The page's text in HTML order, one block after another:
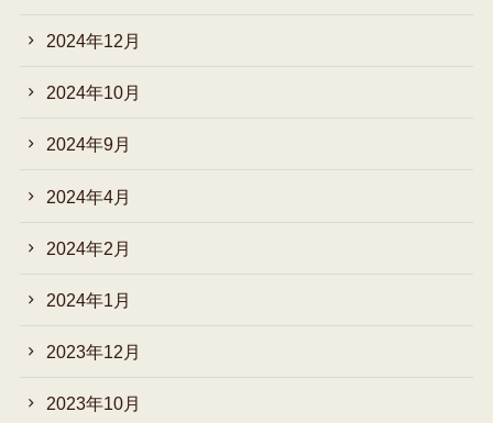
2024年12月
2024年10月
2024年9月
2024年4月
2024年2月
2024年1月
2023年12月
2023年10月